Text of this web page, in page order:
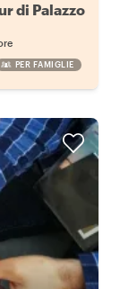
di Palazzo
PER FAMIGLIE